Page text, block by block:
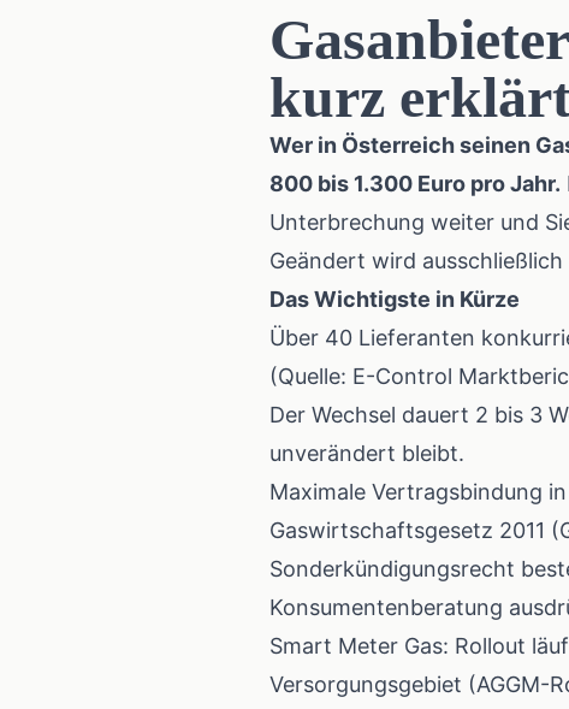
kurz
Wer in Österreich seinen
800 bis 1.300 Euro pro Jahr.
Unterbrechung weiter und
Geändert wird
Das Wichtigste in Kürze
Über 40 Lieferanten
(Quelle: E-Control
Der Wechsel dauert 2 bis 3
unverändert bleibt.
Maximale Vertragsbindung
Gaswirtschaftsgesetz 2011
Sonderkündigungsrecht
Konsumentenberatung
Smart Meter Gas: Rollout
Versorgungsgebiet (AGGM-